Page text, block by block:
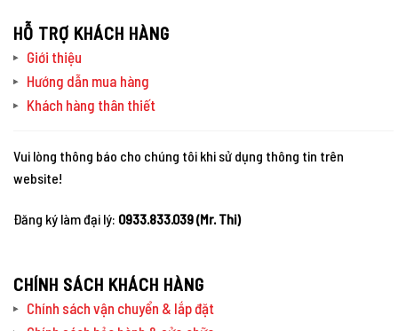
HỖ TRỢ KHÁCH HÀNG
Giới thiệu
Hướng dẫn mua hàng
Khách hàng thân thiết
Vui lòng thông báo cho chúng tôi khi sử dụng thông tin trên
website!
Đăng ký làm đại lý: 0933.833.039 (Mr. Thi)
CHÍNH SÁCH KHÁCH HÀNG
Chính sách vận chuyển & lắp đặt